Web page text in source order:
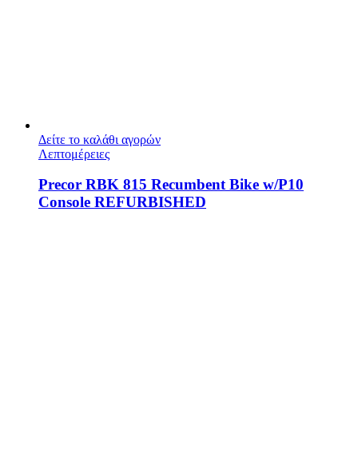
Δείτε το καλάθι αγορών
Λεπτομέρειες
Precor RBK 815 Recumbent Bike w/P10
Console REFURBISHED